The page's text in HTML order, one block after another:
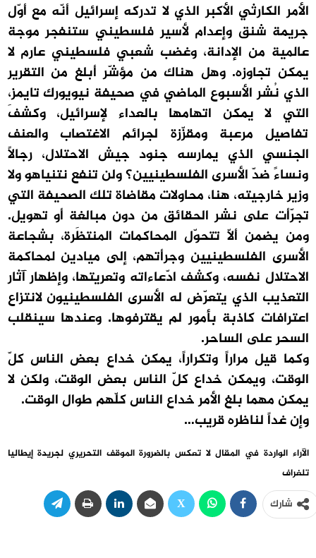
الأمر الكارثي الأكبر الذي لا تدركه إسرائيل أنّه مع أوّل
جريمة شنق وإعدام لأسير فلسطيني ستنفجر موجة
عالمية من الإدانة، وغضب شعبي فلسطيني عارم لا
يمكن تجاوزه. وهل هناك من مؤشّر أبلغ من التقرير
الذي نُشر الأسبوع الماضي في صحيفة نيويورك تايمز،
التي لا يمكن اتهامها بالعداء لإسرائيل، وكشفَ
تفاصيل مرعبة ومقزّزة لجرائم الاغتصاب والعنف
الجنسي الذي يمارسه جنود جيش الاحتلال، رجالاً
ونساءً ضدّ الأسرى الفلسطينيين؟ ولن تنفع نتنياهو ولا
وزير خارجيته، هنا، محاولات مقاضاة تلك الصحيفة التي
تجرّأت على نشر الحقائق من دون مبالغة أو تهويل.
ومن يضمن ألّا تتحوّل المحاكمات المنتظَرة، بشجاعة
الأسرى الفلسطينيين وجرأتهم، إلى ميادين لمحاكمة
الاحتلال نفسه، وكشف ادّعاءاته وتعريتها، وإظهار آثار
التعذيب الذي يتعرّض له الأسرى الفلسطينيون لانتزاع
اعترافات كاذبة بأمور لم يقترفوها. وعندها سينقلب
السحر على الساحر.
وكما قيل مراراً وتكراراً، يمكن خداع بعض الناس كلّ
الوقت، ويمكن خداع كلّ الناس بعض الوقت، ولكن لا
يمكن مهما بلغ الأمر خداع الناس كلّهم طوال الوقت.
وإن غداً لناظره قريب…
الآراء الواردة في المقال لا تعكس بالضرورة الموقف التحريري لجريدة إيطاليا
تلغراف
شارك